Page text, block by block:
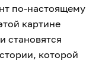
по-настоящему
картине
становятся
которой